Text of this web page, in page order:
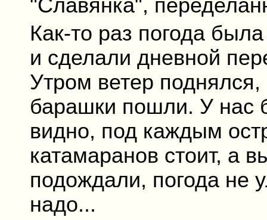
"Славянка",
Как-то раз погода
и сделали дневной
Утром ветер
барашки пошли. У нас
видно, под каждым
катамаранов стоит, а
подождали, погода не
надо...